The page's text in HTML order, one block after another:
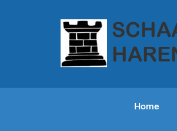
Home